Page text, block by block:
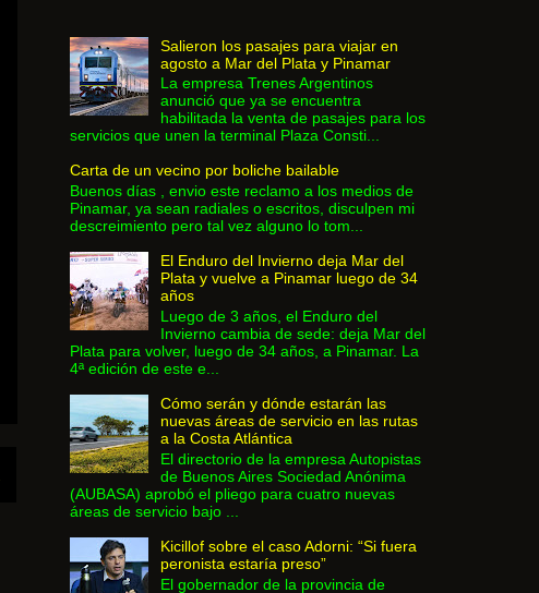
Salieron los pasajes para viajar en
agosto a Mar del Plata y Pinamar
La empresa Trenes Argentinos
anunció que ya se encuentra
habilitada la venta de pasajes para los
servicios que unen la terminal Plaza Consti...
Carta de un vecino por boliche bailable
Buenos días , envio este reclamo a los medios de
Pinamar, ya sean radiales o escritos, disculpen mi
descreimiento pero tal vez alguno lo tom...
El Enduro del Invierno deja Mar del
Plata y vuelve a Pinamar luego de 34
años
Luego de 3 años, el Enduro del
Invierno cambia de sede: deja Mar del
Plata para volver, luego de 34 años, a Pinamar. La
4ª edición de este e...
Cómo serán y dónde estarán las
nuevas áreas de servicio en las rutas
a la Costa Atlántica
El directorio de la empresa Autopistas
de Buenos Aires Sociedad Anónima
(AUBASA) aprobó el pliego para cuatro nuevas
áreas de servicio bajo ...
Kicillof sobre el caso Adorni: “Si fuera
peronista estaría preso”
El gobernador de la provincia de